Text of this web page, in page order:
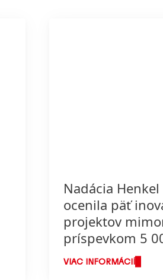
Nadácia
ocenila päť
projektov
príspevkom 5
VIAC INFORMÁCIÍ